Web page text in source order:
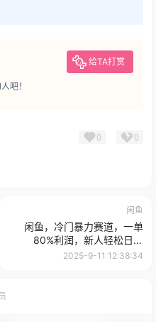
给TA打赏
吧！
0 0
闲鱼
闲鱼，冷门暴力赛道，一单
80%利润，新人轻松日入
3000+
2025-9-11 12:38:34